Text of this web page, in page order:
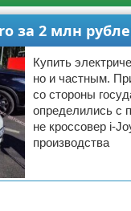
за 2 млн
Купить
но и частным.
со стороны
определились с
не кроссовер i-
производства